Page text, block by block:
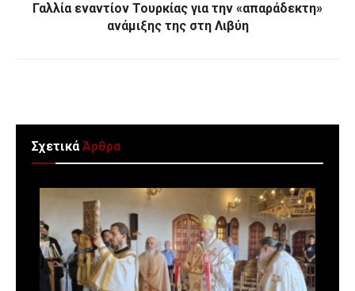
Γαλλία εναντίον Τουρκίας για την «απαράδεκτη»
ανάμιξης της στη Λιβύη
ΣχετικάΆρθρα